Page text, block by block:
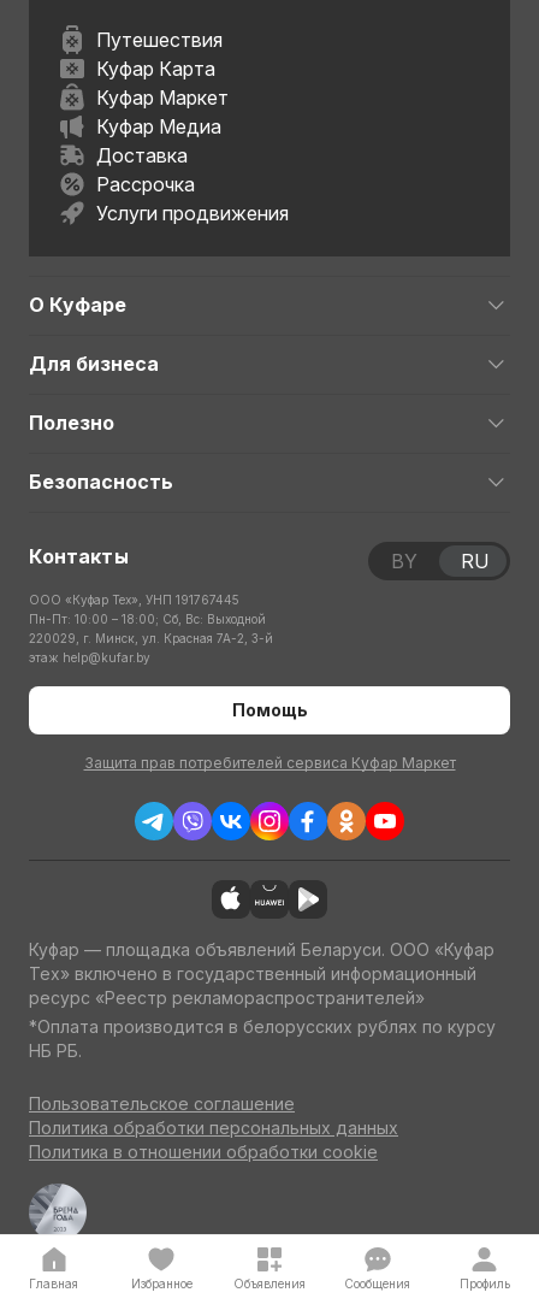
Путешествия
Куфар Карта
Куфар Маркет
Куфар Медиа
Доставка
Рассрочка
Услуги продвижения
О Куфаре
Для бизнеса
Полезно
Безопасность
Контакты
ООО «Куфар Тех», УНП 191767445
Пн-Пт: 10:00 – 18:00; Сб, Вс: Выходной
220029, г. Минск, ул. Красная 7А-2, 3-й
этаж help@kufar.by
Помощь
Защита прав потребителей сервиса Куфар Маркет
BY RU
Куфар — площадка объявлений Беларуси. ООО «Куфар
Тех» включено в государственный информационный
ресурс «Реестр рекламораспространителей»
*Оплата производится в белорусских рублях по курсу
НБ РБ.
Пользовательское соглашение
Политика обработки персональных данных
Политика в отношении обработки cookie
Куфар Авто — одна из ведущих площадок об авто
по итогам потребительского голосования на конкурсе
«Бренд года» 2023
Главная Избранное Объявления Сообщения Профиль